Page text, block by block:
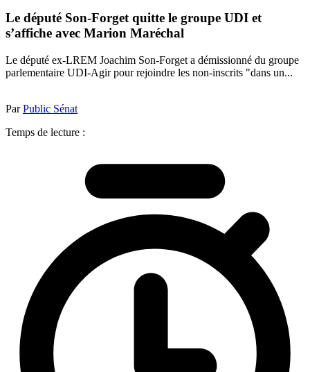
Le député Son-Forget quitte le groupe UDI et
s’affiche avec Marion Maréchal
Le député ex-LREM Joachim Son-Forget a démissionné du groupe
parlementaire UDI-Agir pour rejoindre les non-inscrits "dans un...
ParPublic Sénat
Temps de lecture :